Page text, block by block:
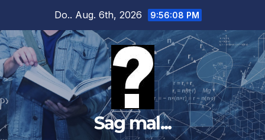
springen
Do.. Aug. 6th, 2026 9:56:10 PM
Sag mal...